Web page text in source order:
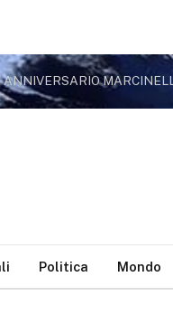
ANNIVERSARIO
Politica Mondo